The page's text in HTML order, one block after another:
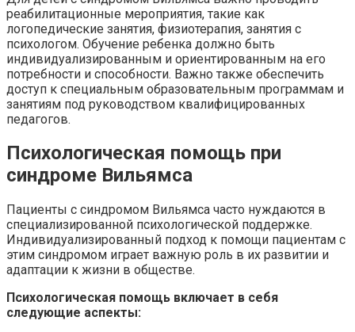
реабилитационные мероприятия, такие как
логопедические занятия, физиотерапия, занятия с
психологом. Обучение ребенка должно быть
индивидуализированным и ориентированным на его
потребности и способности. Важно также обеспечить
доступ к специальным образовательным программам и
занятиям под руководством квалифицированных
педагогов.
Психологическая помощь при
синдроме Вильямса
Пациенты с синдромом Вильямса часто нуждаются в
специализированной психологической поддержке.
Индивидуализированный подход к помощи пациентам с
этим синдромом играет важную роль в их развитии и
адаптации к жизни в обществе.
Психологическая помощь включает в себя
следующие аспекты: